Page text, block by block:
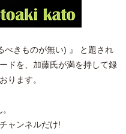
べきものが無い) 』 と題され
ドを、加藤氏が満を持して録
ります。
ャンネルだけ!